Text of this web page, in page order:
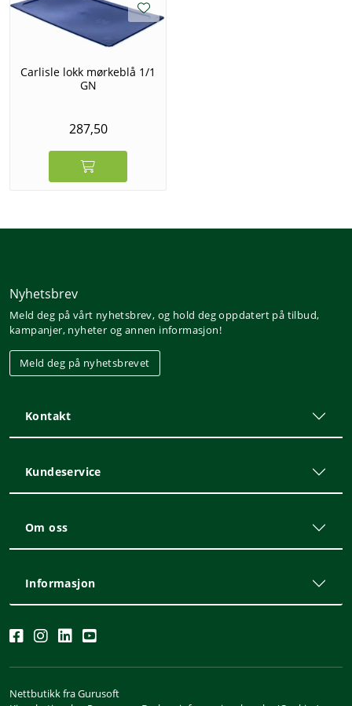
Carlisle lokk mørkeblå 1/1
GN
287,50
Nyhetsbrev
Meld deg på vårt nyhetsbrev, og hold deg oppdatert på tilbud,
kampanjer, nyheter og annen informasjon!
Meld deg på nyhetsbrevet
Kontakt
Kundeservice
Om oss
Informasjon
Nettbutikk fra Gurusoft